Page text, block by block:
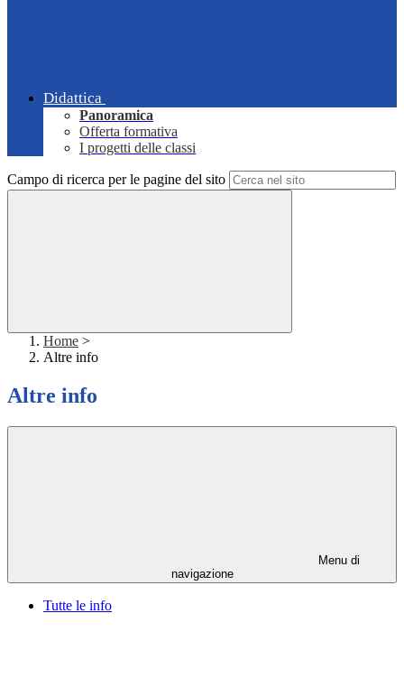
Didattica
Panoramica
Offerta formativa
I progetti delle classi
Campo di ricerca per le pagine del sito
Home >
Altre info
Altre info
Menu di
navigazione
Tutte le info